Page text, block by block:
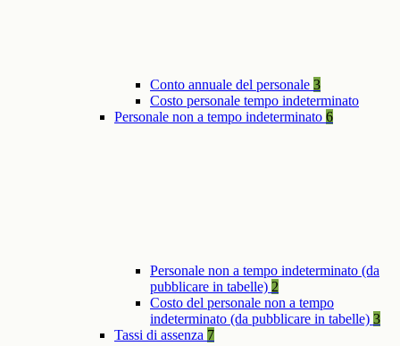
Conto annuale del personale 3
Costo personale tempo indeterminato
Personale non a tempo indeterminato 6
Personale non a tempo indeterminato (da
pubblicare in tabelle) 2
Costo del personale non a tempo
indeterminato (da pubblicare in tabelle) 3
Tassi di assenza 7